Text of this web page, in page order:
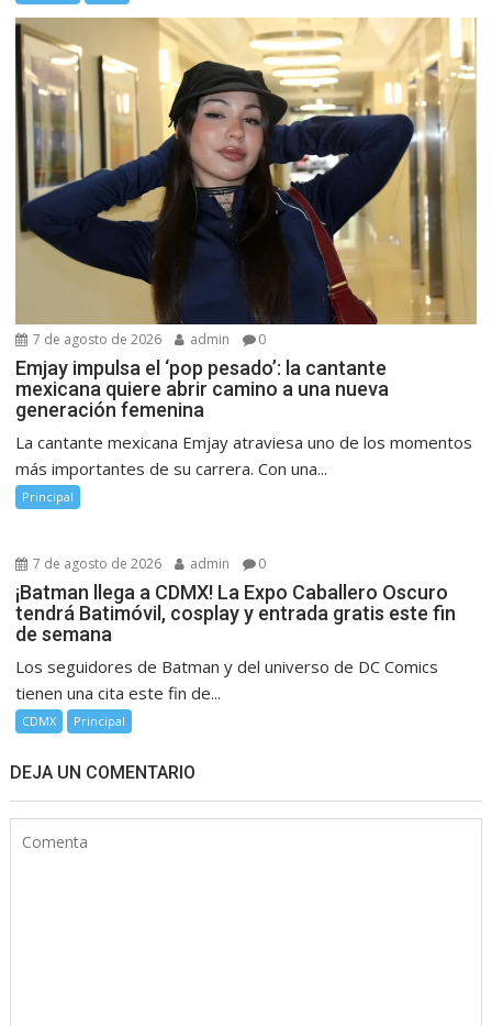
7 de agosto de 2026 admin 0
Emjay impulsa el ‘pop pesado’: la cantante
mexicana quiere abrir camino a una nueva
generación femenina
La cantante mexicana Emjay atraviesa uno de los momentos
más importantes de su carrera. Con una...
Principal
7 de agosto de 2026 admin 0
¡Batman llega a CDMX! La Expo Caballero Oscuro
tendrá Batimóvil, cosplay y entrada gratis este fin
de semana
Los seguidores de Batman y del universo de DC Comics
tienen una cita este fin de...
CDMX Principal
DEJA UN COMENTARIO